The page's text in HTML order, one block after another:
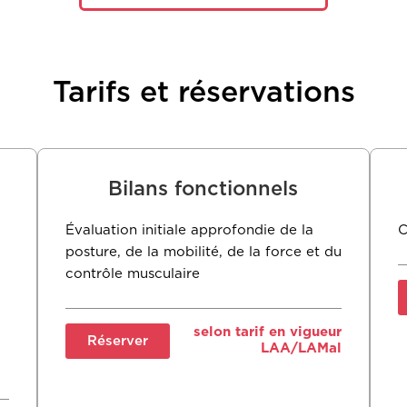
Tarifs et réservations
Bilans fonctionnels
Évaluation initiale approfondie de la
posture, de la mobilité, de la force et du
contrôle musculaire
Réserver
selon tarif en vigueur
LAA/LAMal